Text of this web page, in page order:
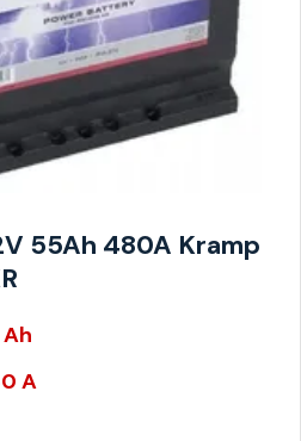
55Ah 480A Kramp
A